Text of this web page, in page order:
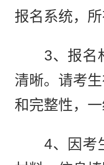
报名系统，
3、报名材
清晰。请考
和完整性，
4、因考生